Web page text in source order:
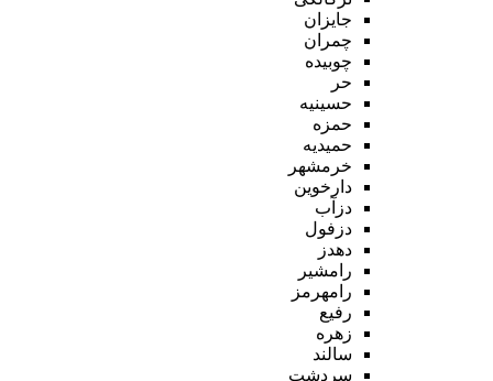
جایزان
چمران
چوبیده
حر
حسینیه
حمزه
حمیدیه
خرمشهر
دارخوین
دزآب
دزفول
دهدز
رامشیر
رامهرمز
رفیع
زهره
سالند
سردشت